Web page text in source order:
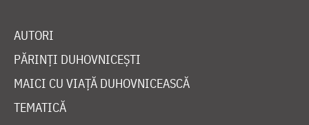
AUTORI
PĂRINȚI DUHOVNICEȘTI
MAICI CU VIAȚĂ DUHOVNICEASCĂ
TEMATICĂ